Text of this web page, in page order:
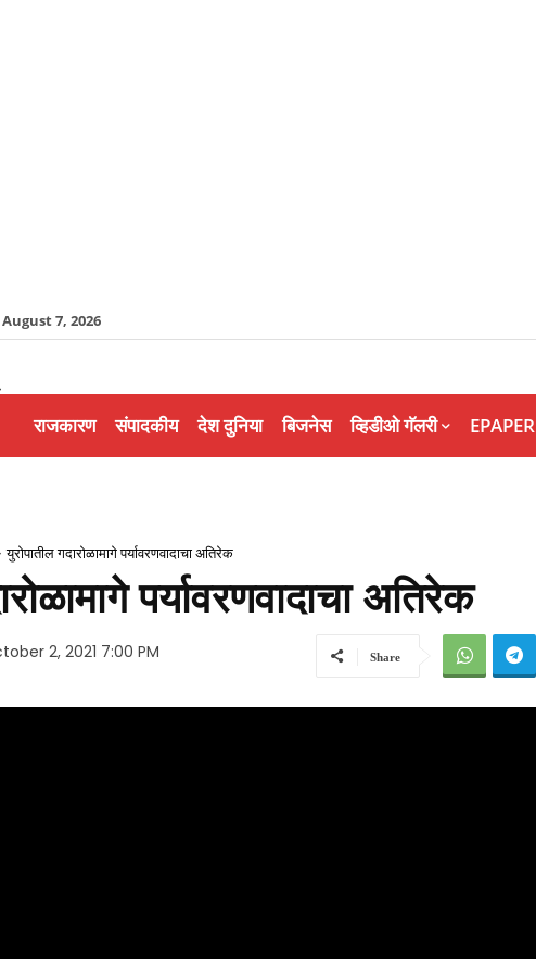
7, 2026
राजकारण संपादकीय देश दुनिया बिजनेस व्हिडीओ गॅलरी EPAPER
युरोपातील गदारोळामागे पर्यावरणवादाचा अतिरेक
पर्यावरणवादाचा अतिरेक
2, 2021 7:00 PM Share